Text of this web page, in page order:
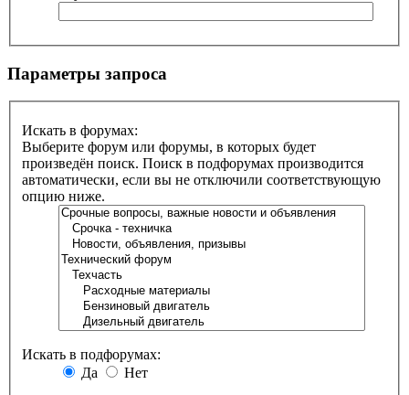
Параметры запроса
Искать в форумах:
Выберите форум или форумы, в которых будет
произведён поиск. Поиск в подфорумах производится
автоматически, если вы не отключили соответствующую
опцию ниже.
Искать в подфорумах:
Да
Нет